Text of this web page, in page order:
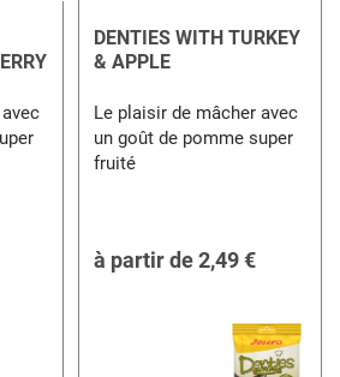
DENTIES WITH TURKEY
& APPLE
Le plaisir de mâcher avec
un goût de pomme super
fruité
à partir de2,49 €